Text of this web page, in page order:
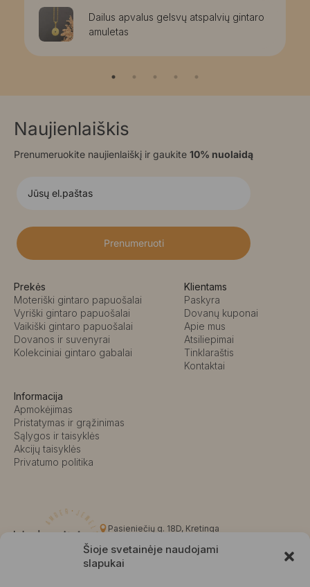
Šioje svetainėje naudojami
slapukai
Dailus apvalus gelsvų atspalvių gintaro
amuletas
Naujienlaiškis
Prenumeruokite naujienlaiškį ir gaukite 10% nuolaidą
Prenumeruoti
Prekės
Moteriški gintaro papuošalai
Vyriški gintaro papuošalai
Vaikiški gintaro papuošalai
Dovanos ir suvenyrai
Kolekciniai gintaro gabalai
Klientams
Paskyra
Dovanų kuponai
Apie mus
Atsiliepimai
Tinklaraštis
Kontaktai
Informacija
Apmokėjimas
Pristatymas ir grąžinimas
Sąlygos ir taisyklės
Akcijų taisyklės
Privatumo politika
Pasieniečių g. 18D, Kretinga
info@kalvaite.lt